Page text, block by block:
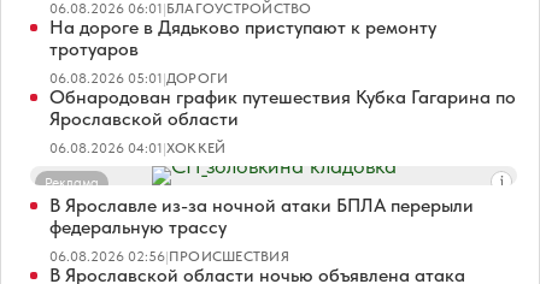
06.08.2026 06:01|БЛАГОУСТРОЙСТВО
На дороге в Дядьково приступают к ремонту
тротуаров
06.08.2026 05:01|ДОРОГИ
Обнародован график путешествия Кубка Гагарина по
Ярославской области
06.08.2026 04:01|ХОККЕЙ
Реклама
В Ярославле из-за ночной атаки БПЛА перерыли
федеральную трассу
06.08.2026 02:56|ПРОИСШЕСТВИЯ
В Ярославской области ночью объявлена атака